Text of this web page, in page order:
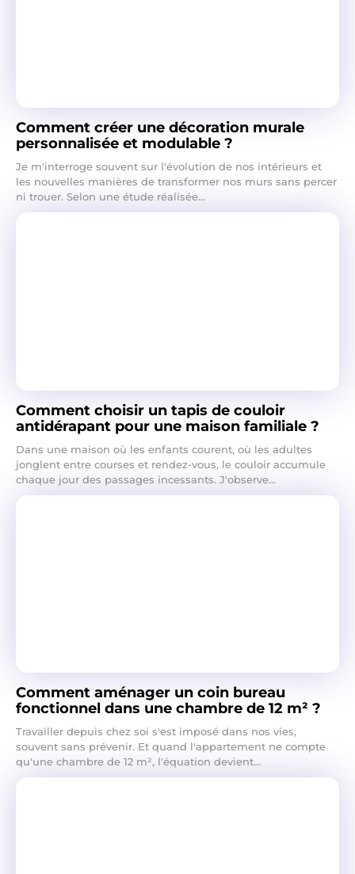
Comment créer une décoration murale
personnalisée et modulable ?
Je m'interroge souvent sur l'évolution de nos intérieurs et
les nouvelles manières de transformer nos murs sans percer
ni trouer. Selon une étude réalisée...
Comment choisir un tapis de couloir
antidérapant pour une maison familiale ?
Dans une maison où les enfants courent, où les adultes
jonglent entre courses et rendez-vous, le couloir accumule
chaque jour des passages incessants. J'observe...
Comment aménager un coin bureau
fonctionnel dans une chambre de 12 m² ?
Travailler depuis chez soi s'est imposé dans nos vies,
souvent sans prévenir. Et quand l'appartement ne compte
qu'une chambre de 12 m², l'équation devient...